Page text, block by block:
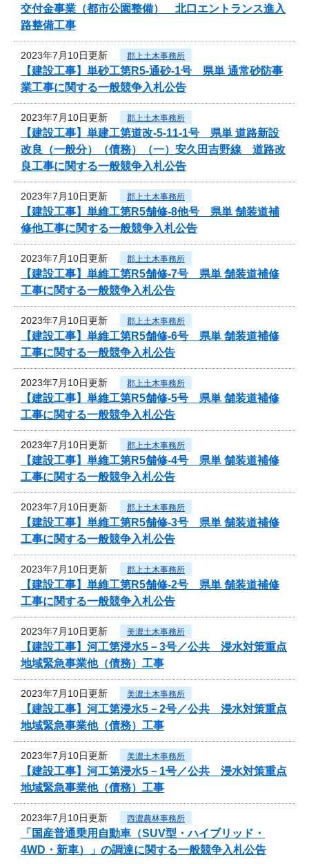
交付金事業（都市公園整備） 北口エントランス進入
路整備工事
2023年7月10日更新 郡上土木事務所
【建設工事】単砂工第R5-通砂-1号 県単 通常砂防事
業工事に関する一般競争入札公告
2023年7月10日更新 郡上土木事務所
【建設工事】単建工第道改-5-11-1号 県単 道路新設
改良（一般分）（債務）（一）安久田吉野線 道路改
良工事に関する一般競争入札公告
2023年7月10日更新 郡上土木事務所
【建設工事】単維工第R5舗修-8他号 県単 舗装道補
修他工事に関する一般競争入札公告
2023年7月10日更新 郡上土木事務所
【建設工事】単維工第R5舗修-7号 県単 舗装道補修
工事に関する一般競争入札公告
2023年7月10日更新 郡上土木事務所
【建設工事】単維工第R5舗修-6号 県単 舗装道補修
工事に関する一般競争入札公告
2023年7月10日更新 郡上土木事務所
【建設工事】単維工第R5舗修-5号 県単 舗装道補修
工事に関する一般競争入札公告
2023年7月10日更新 郡上土木事務所
【建設工事】単維工第R5舗修-4号 県単 舗装道補修
工事に関する一般競争入札公告
2023年7月10日更新 郡上土木事務所
【建設工事】単維工第R5舗修-3号 県単 舗装道補修
工事に関する一般競争入札公告
2023年7月10日更新 郡上土木事務所
【建設工事】単維工第R5舗修-2号 県単 舗装道補修
工事に関する一般競争入札公告
2023年7月10日更新 美濃土木事務所
【建設工事】河工第浸水5－3号／公共 浸水対策重点
地域緊急事業他（債務）工事
2023年7月10日更新 美濃土木事務所
【建設工事】河工第浸水5－2号／公共 浸水対策重点
地域緊急事業他（債務）工事
2023年7月10日更新 美濃土木事務所
【建設工事】河工第浸水5－1号／公共 浸水対策重点
地域緊急事業他（債務）工事
2023年7月10日更新 西濃農林事務所
「国産普通乗用自動車（SUV型・ハイブリッド・
4WD・新車）」の調達に関する一般競争入札公告